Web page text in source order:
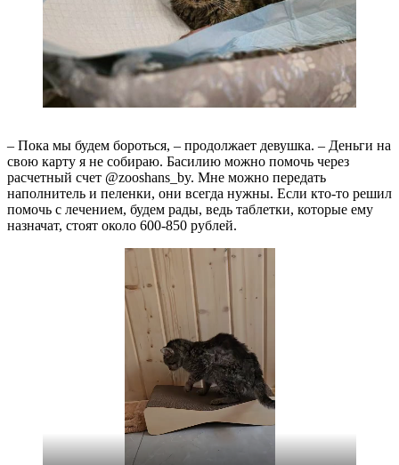
– Пока мы будем бороться, – продолжает девушка. – Деньги на
свою карту я не собираю. Басилию можно помочь через
расчетный счет @zooshans_by. Мне можно передать
наполнитель и пеленки, они всегда нужны. Если кто-то решил
помочь с лечением, будем рады, ведь таблетки, которые ему
назначат, стоят около 600-850 рублей.